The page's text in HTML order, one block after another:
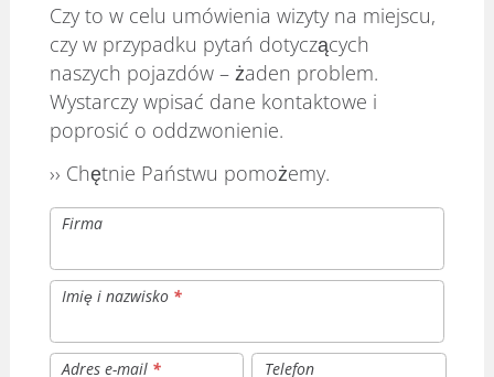
Czy to w celu umówienia wizyty na miejscu,
czy w przypadku pytań dotyczących
naszych pojazdów – żaden problem.
Wystarczy wpisać dane kontaktowe i
poprosić o oddzwonienie.
›› Chętnie Państwu pomożemy.
Firma
Imię i nazwisko *
Adres e-mail * Telefon